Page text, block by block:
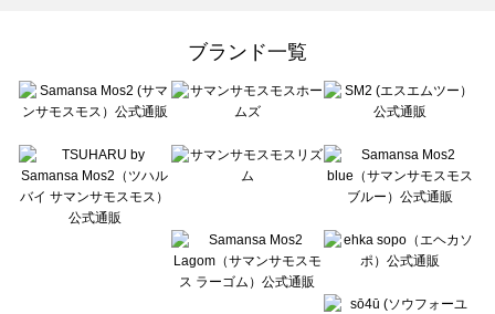
sō4ū（ソウフォーユー）のバッグ・ポーチ一覧
Te chichi（テチチ）のバッグ・ポーチ一覧
Te chichi CLASSIC（テチチ クラシック）のバッグ・ポーチ一覧
Lugnoncure（ルノンキュール）のバッグ・ポーチ一覧
BETTY'S BLUE（べティーズブルー）のバッグ・ポーチ一覧
Wpc.（ワールドパーティー）のバッグ・ポーチ一覧
ブランド一覧